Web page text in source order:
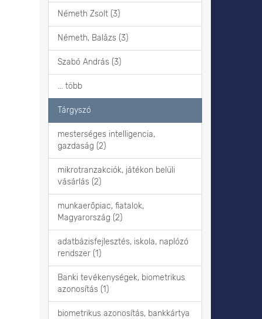
Németh Zsolt (3)
Németh, Balázs (3)
Szabó András (3)
... több
Tárgyszó
mesterséges intelligencia,
gazdaság (2)
mikrotranzakciók, játékon belüli
vásárlás (2)
munkaerőpiac, fiatalok,
Magyarország (2)
adatbázisfejlesztés, iskola, naplózó
rendszer (1)
Banki tevékenységek, biometrikus
azonosítás (1)
biometrikus azonosítás, bankkártya